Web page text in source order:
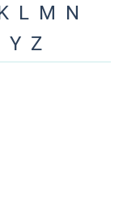
L M N
Y Z